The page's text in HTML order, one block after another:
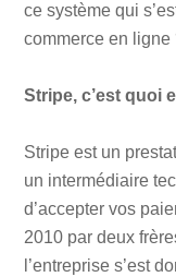
ce système qui
commerce en ligne
Stripe, c’est quoi
Stripe est un
un intermédiaire
d’accepter vos
2010 par deux
l’entreprise s’est